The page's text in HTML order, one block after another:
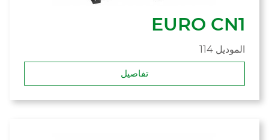
EURO CN1
114 الموديل
تفاصيل